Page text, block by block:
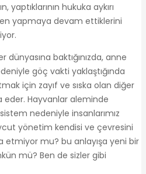
yaptıklarının hukuka aykırı
yapmaya devam ettiklerini
baktığınızda, anne
göç vakti yaklaştığında
için zayıf ve sıska olan diğer
eder. Hayvanlar aleminde
nedeniyle insanlarımız
yönetim kendisi ve çevresini
etmiyor mu? bu anlayışa yeni bir
mü? Ben de sizler gibi